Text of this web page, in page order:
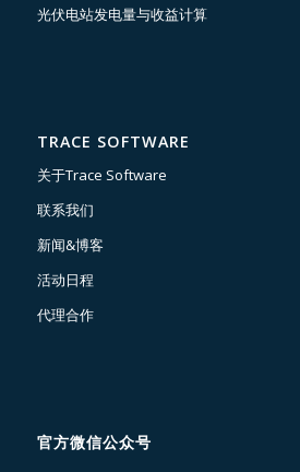
光伏电站发电量与收益计算
TRACE SOFTWARE
关于Trace Software
联系我们
新闻&博客
活动日程
代理合作
官方微信公众号